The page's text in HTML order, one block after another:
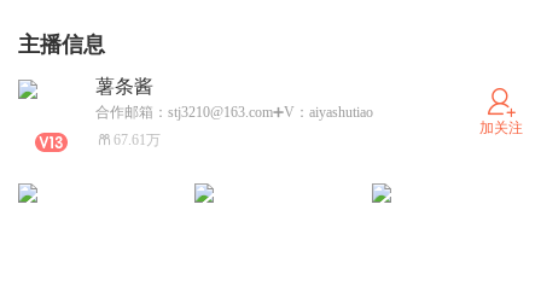
主播信息
薯条酱
合作邮箱：stj3210@163.com➕V：aiyashutiao
67.61万
加关注